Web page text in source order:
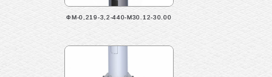
ФМ-0,219-3,2-440-М30.12-30.00